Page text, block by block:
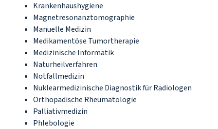
Krankenhaushygiene
Magnetresonanztomographie
Manuelle Medizin
Medikamentöse Tumortherapie
Medizinische Informatik
Naturheilverfahren
Notfallmedizin
Nuklearmedizinische Diagnostik für Radiologen
Orthopädische Rheumatologie
Palliativmedizin
Phlebologie